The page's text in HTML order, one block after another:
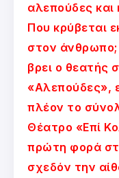
αλεπούδες
Που κρύβεται
στον άνθρωπο;
βρει ο θεατής
«Αλεπούδες»,
πλέον το
Θέατρο «Επί
πρώτη φορά
σχεδόν την